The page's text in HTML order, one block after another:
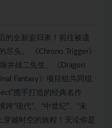
的全新姿归来！前往被遗
尽头。 《Chrono Trigger》
井雄二先生、《Dragon
Fantasy》项目组共同组
携手打造的经典名作
“现代”、“中世纪”、“未
穿越时空的旅程！无论你是